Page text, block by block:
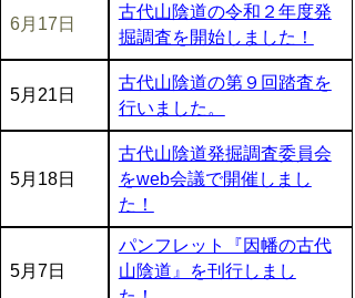
6月17日
古代山陰道の令和２年度発
掘調査を開始しました！
5月21日
古代山陰道の第９回踏査を
行いました。
5月18日
古代山陰道発掘調査委員会
をweb会議で開催しまし
た！
5月7日
パンフレット『因幡の古代
山陰道』を刊行しまし